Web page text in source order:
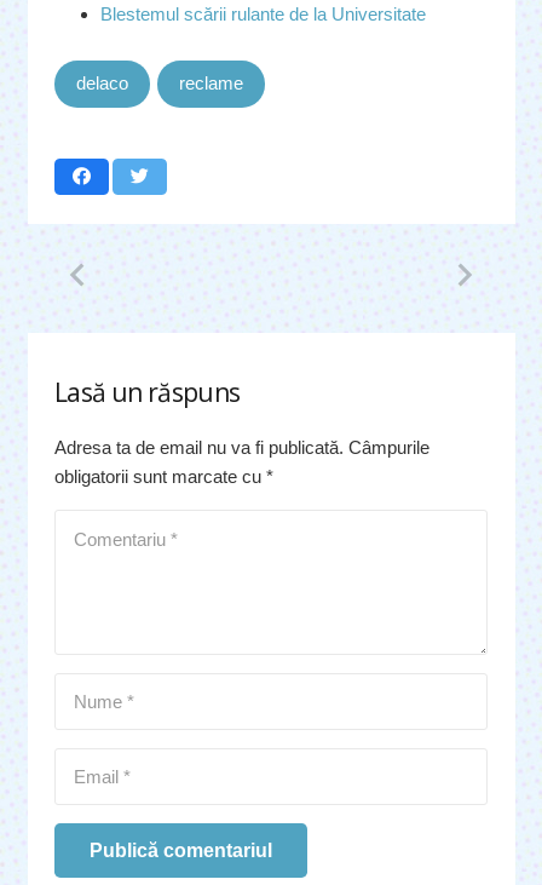
Blestemul scării rulante de la Universitate
delaco reclame
Lasă un răspuns
Adresa ta de email nu va fi publicată. Câmpurile
obligatorii sunt marcate cu *
Publică comentariul